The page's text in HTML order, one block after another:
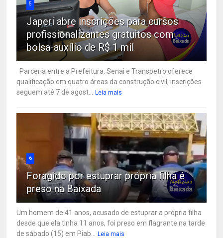
5
Japeri abre inscrições para cursos
profissionalizantes gratuitos com
bolsa-auxílio de R$ 1 mil
Parceria entre a Prefeitura, Senai e Transpetro oferece
qualificação em quatro áreas da construção civil; inscrições
seguem até 7 de agost...
Leia mais
6
Foragido por estuprar própria filha é
preso na Baixada
Um homem de 41 anos, acusado de estuprar a própria filha
desde que ela tinha 11 anos, foi preso em flagrante na tarde
de sábado (15) em Piab...
Leia mais